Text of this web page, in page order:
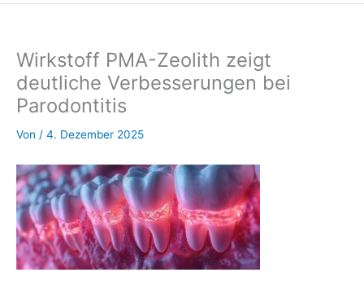
Wirkstoff PMA-Zeolith zeigt
deutliche Verbesserungen bei
Parodontitis
Von / 4. Dezember 2025